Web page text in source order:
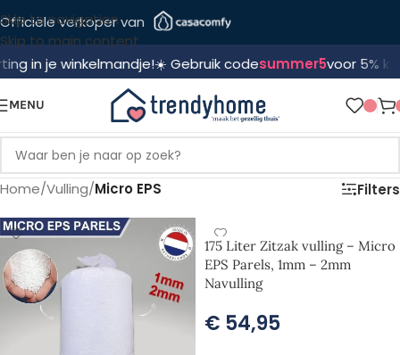
Skip to navigation
Skip to main content
Officiële verkoper van
je winkelmandje!☀️ Gebruik codesummer5voor 5%
MENU
Home/Vulling/Micro EPS Filters
175 Liter Zitzak vulling – Micro
EPS Parels, 1mm – 2mm
Navulling
€ 54,95